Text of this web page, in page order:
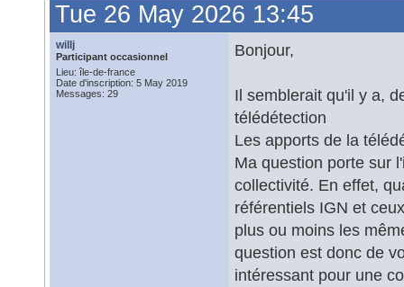
Tue 26 May 2026 13:45
willj
Participant occasionnel
Lieu: île-de-france
Date d'inscription: 5 May 2019
Messages: 29
Bonjour,
Il semblerait qu'il y a,
télédétection
Les apports de la
Ma question porte sur
collectivité. En effet,
référentiels IGN et
plus ou moins les
question est donc de
intéressant pour une